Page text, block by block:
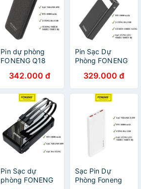
Pin dự phòng
FONENG Q18
QC 3.0
10000mAh 18W
bọc vải Sang
Trọng Cá Tính
342.000 đ
Pin Sạc Dự
Phòng FONENG
10000mAh 2
Cổng USB và
Type-C có đèn
329.000 đ
Pin Sạc dự
phòng FONENG
Sạc Pin Dự
Phòng Foneng